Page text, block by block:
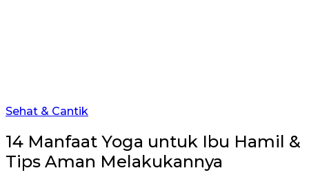
Sehat & Cantik
14 Manfaat Yoga untuk Ibu Hamil &
Tips Aman Melakukannya